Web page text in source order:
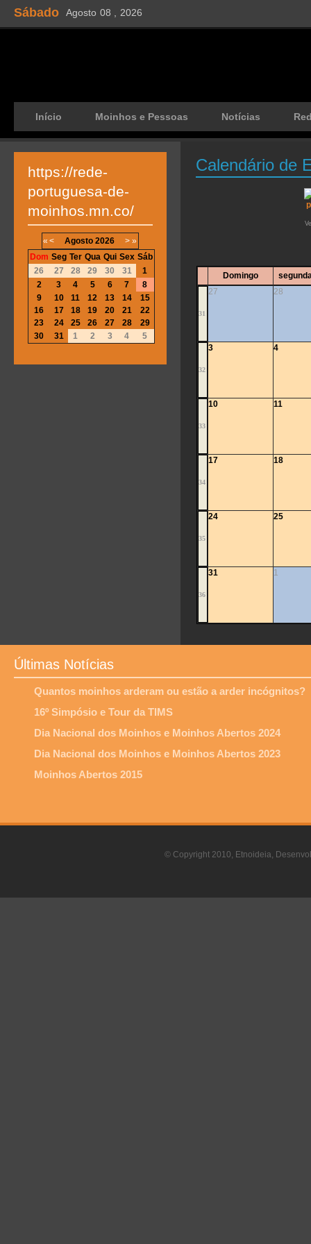
Sábado Agosto 08 , 2026
Início Moinhos e Pessoas Notícias
Calendário de
Domingo
31
27 28
32
3 4
33
10 11
34
17 18
35
24 25
36
31 1
https://rede-
portuguesa-de-
moinhos.mn.co/
« < Agosto 2026 > »
Dom Seg Ter Qua Qui Sex Sáb
26
27 28 29 30 31
1
2
3 4 5 6 7
8
9
10 11 12 13 14
15
16
17 18 19 20 21
22
23
24 25 26 27 28
29
30
31 1 2 3 4 5
Últimas Notícias
Quantos moinhos arderam ou estão a arder incógnitos?
16º Simpósio e Tour da TIMS
Dia Nacional dos Moinhos e Moinhos Abertos 2024
Dia Nacional dos Moinhos e Moinhos Abertos 2023
Moinhos Abertos 2015
© Copyright 2010, Etnoideia,